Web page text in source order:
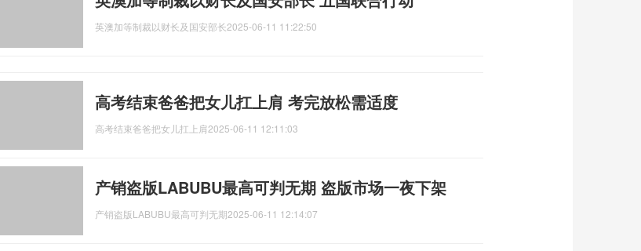
英澳加等制裁以财长及国安部长2025-06-11 11:22:50
高考结束爸爸把女儿扛上肩 考完放松需适度
高考结束爸爸把女儿扛上肩2025-06-11 12:11:03
产销盗版LABUBU最高可判无期 盗版市场一夜下架
产销盗版LABUBU最高可判无期2025-06-11 12:14:07